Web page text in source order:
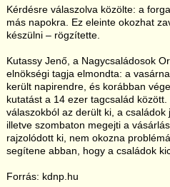
Kérdésre válaszolva közölte: a
más napokra. Ez eleinte okozhat
készülni – rögzítette.
Kutassy Jenő, a Nagycsaládosok
elnökségi tagja elmondta: a
került napirendre, és korábban
kutatást a 14 ezer tagcsalád
válaszokból az derült ki, a
illetve szombaton megejti a
rajzolódott ki, nem okozna
segítene abban, hogy a családok
Forrás: kdnp.hu